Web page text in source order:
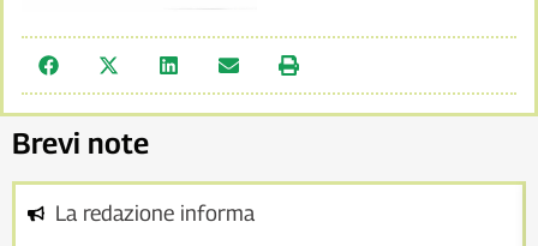
Brevi note
La redazione informa